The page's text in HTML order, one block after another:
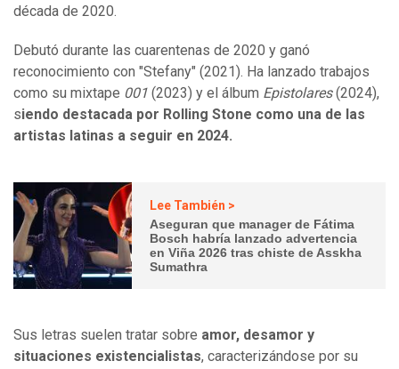
década de 2020.
Debutó durante las cuarentenas de 2020 y ganó
reconocimiento con "Stefany" (2021). Ha lanzado trabajos
como su mixtape 001 (2023) y el álbum Epistolares(2024),
siendo destacada por Rolling Stone como una de las
artistas latinas a seguir en 2024.
Lee También >
Aseguran que manager de Fátima
Bosch habría lanzado advertencia
en Viña 2026 tras chiste de Asskha
Sumathra
Sus letras suelen tratar sobre amor, desamor y
situaciones existencialistas, caracterizándose por su